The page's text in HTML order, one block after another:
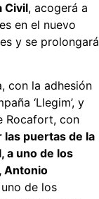
Civil, acogerá a
en el nuevo
y se prolongará
con la adhesión
‘Llegim’, y
Rocafort, con
las puertas de la
a uno de los
Antonio
de los